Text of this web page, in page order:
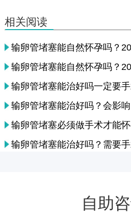
相关阅读
输卵管堵塞能自然怀孕吗？
输卵管堵塞能自然怀孕吗？
输卵管堵塞能治好吗一定要
输卵管堵塞能治好吗？会影
输卵管堵塞必须做手术才能
输卵管堵塞能治好吗？需要
自助